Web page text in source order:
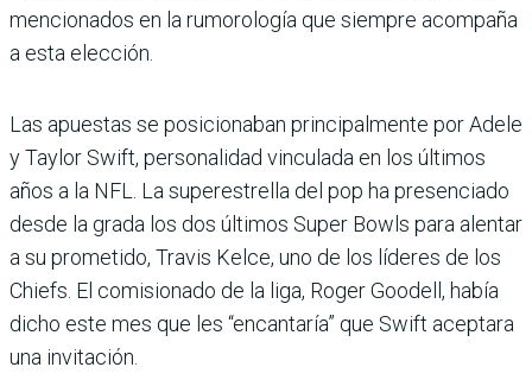
mencionados en la rumorología que siempre acompaña
a esta elección.
Las apuestas se posicionaban principalmente por Adele
y Taylor Swift, personalidad vinculada en los últimos
años a la NFL. La superestrella del pop ha presenciado
desde la grada los dos últimos Super Bowls para alentar
a su prometido, Travis Kelce, uno de los líderes de los
Chiefs. El comisionado de la liga, Roger Goodell, había
dicho este mes que les “encantaría” que Swift aceptara
una invitación.